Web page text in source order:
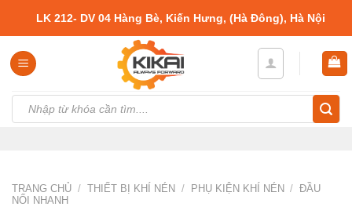
content
LK 212- DV 04 Hàng Bè, Kiến Hưng, (Hà Đông), Hà Nội
kiếm:
TRANG CHỦ / THIẾT BỊ KHÍ NÉN / PHỤ KIỆN KHÍ NÉN / ĐẦU
NỐI NHANH